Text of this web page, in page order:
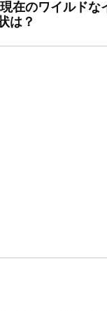
在のワイルドな
は？